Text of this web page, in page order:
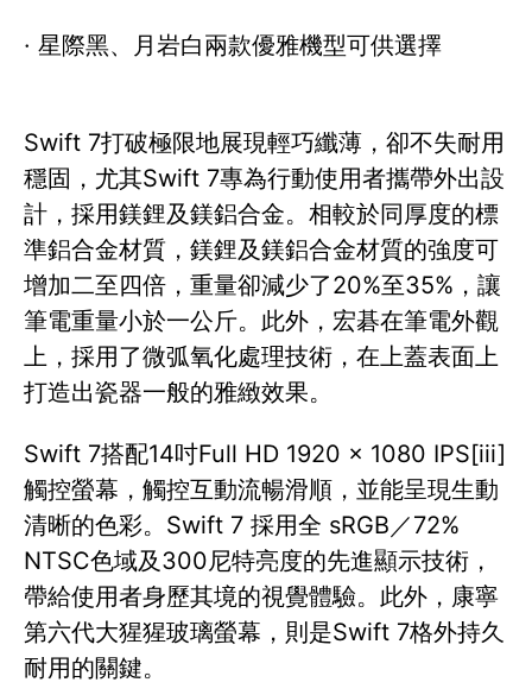
· 星際黑、月岩白兩款優雅機型可供選擇
Swift 7打破極限地展現輕巧纖薄，卻不失耐用
穩固，尤其Swift 7專為行動使用者攜帶外出設
計，採用鎂鋰及鎂鋁合金。相較於同厚度的標
準鋁合金材質，鎂鋰及鎂鋁合金材質的強度可
增加二至四倍，重量卻減少了20%至35%，讓
筆電重量小於一公斤。此外，宏碁在筆電外觀
上，採用了微弧氧化處理技術，在上蓋表面上
打造出瓷器一般的雅緻效果。
Swift 7搭配14吋Full HD 1920 x 1080 IPS[iii]
觸控螢幕，觸控互動流暢滑順，並能呈現生動
清晰的色彩。Swift 7 採用全 sRGB／72%
NTSC色域及300尼特亮度的先進顯示技術，
帶給使用者身歷其境的視覺體驗。此外，康寧
第六代大猩猩玻璃螢幕，則是Swift 7格外持久
耐用的關鍵。